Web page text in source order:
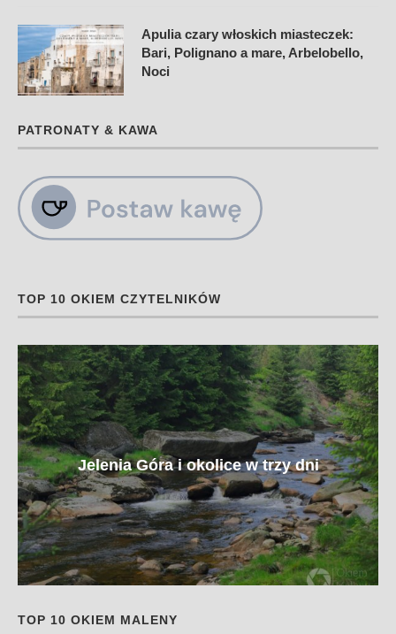
Apulia czary włoskich miasteczek:
Bari, Polignano a mare, Arbelobello,
Noci
PATRONATY & KAWA
TOP 10 OKIEM CZYTELNIKÓW
Jelenia Góra i okolice w trzy dni
TOP 10 OKIEM MALENY